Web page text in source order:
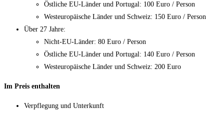
Östliche EU-Länder und Portugal: 100 Euro / Person
Westeuropäische Länder und Schweiz: 150 Euro / Person
Über 27 Jahre:
Nicht-EU-Länder: 80 Euro / Person
Östliche EU-Länder und Portugal: 140 Euro / Person
Westeuropäische Länder und Schweiz: 200 Euro
Im Preis enthalten
Verpflegung und Unterkunft